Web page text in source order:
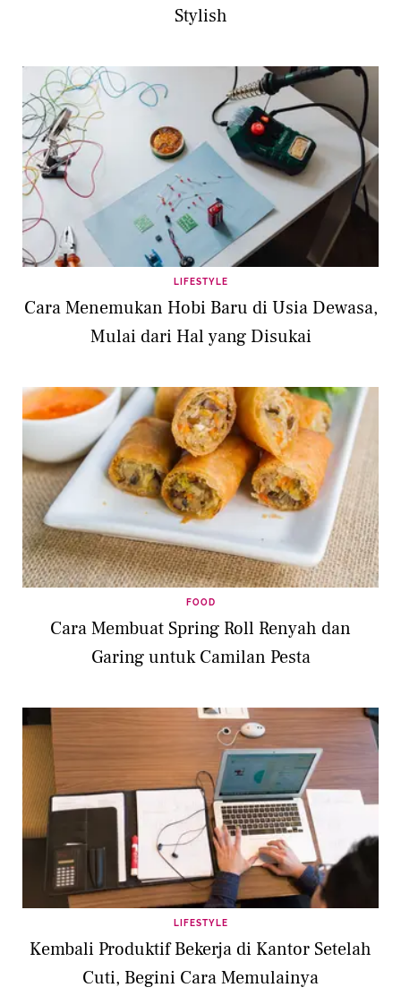
Stylish
LIFESTYLE
Cara Menemukan Hobi Baru di Usia Dewasa,
Mulai dari Hal yang Disukai
FOOD
Cara Membuat Spring Roll Renyah dan
Garing untuk Camilan Pesta
LIFESTYLE
Kembali Produktif Bekerja di Kantor Setelah
Cuti, Begini Cara Memulainya